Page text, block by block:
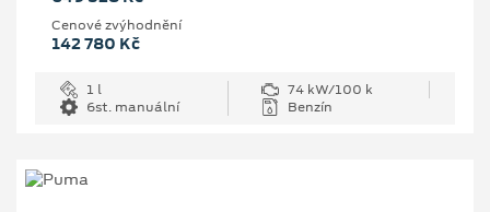
Cenové zvýhodnění
142 780 Kč
1 l
74 kW/100 k
6st. manuální
Benzín